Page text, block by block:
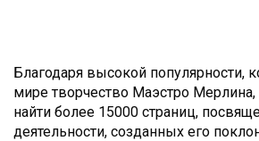
Благодаря высокой популярности,
мире творчество Маэстро
найти более 15000 страниц,
деятельности, созданных его